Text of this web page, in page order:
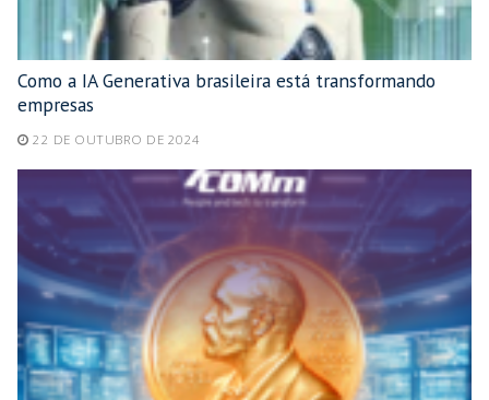
Como a IA Generativa brasileira está transformando
empresas
22 DE OUTUBRO DE 2024